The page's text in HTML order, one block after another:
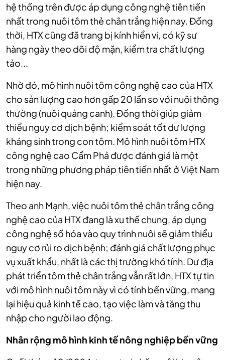
hệ thống trên được áp dụng công nghệ tiên tiến
nhất trong nuôi tôm thẻ chân trắng hiện nay. Đồng
thời, HTX cũng đã trang bị kính hiển vi, có kỹ sư
hàng ngày theo dõi độ mặn, kiểm tra chất lượng
tảo...
Nhờ đó, mô hình nuôi tôm công nghệ cao của HTX
cho sản lượng cao hơn gấp 20 lần so với nuôi thông
thường (nuôi quảng canh). Đồng thời giúp giảm
thiểu nguy cơ dịch bệnh; kiểm soát tốt dư lượng
kháng sinh trong con tôm. Mô hình nuôi tôm HTX
công nghệ cao Cẩm Phả được đánh giá là một
trong những phương pháp tiên tiến nhất ở Việt Nam
hiện nay.
Theo anh Mạnh, việc nuôi tôm thẻ chân trắng công
nghệ cao của HTX đang là xu thế chung, áp dụng
công nghệ số hóa vào quy trình nuôi sẽ giảm thiểu
nguy cơ rủi ro dịch bệnh; đánh giá chất lượng phục
vụ xuất khẩu, nhất là các thị trường khó tính. Dư địa
phát triển tôm thẻ chân trắng vẫn rất lớn, HTX tự tin
với mô hình nuôi tôm này vì có tính bền vững, mang
lại hiệu quả kinh tế cao, tạo việc làm và tăng thu
nhập cho người lao động.
Nhân rộng mô hình kinh tế nông nghiệp bền vững